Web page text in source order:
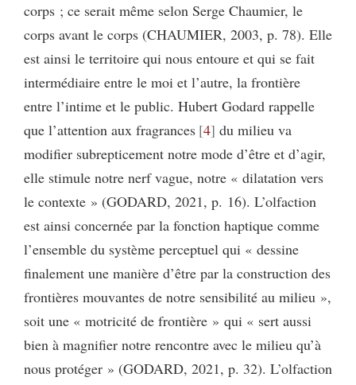
corps ; ce serait même selon Serge Chaumier, le
corps avant le corps (CHAUMIER, 2003, p. 78). Elle
est ainsi le territoire qui nous entoure et qui se fait
intermédiaire entre le moi et l’autre, la frontière
entre l’intime et le public. Hubert Godard rappelle
que l’attention aux fragrances 4 du milieu va
modifier subrepticement notre mode d’être et d’agir,
elle stimule notre nerf vague, notre « dilatation vers
le contexte » (GODARD, 2021, p. 16). L’olfaction
est ainsi concernée par la fonction haptique comme
l’ensemble du système perceptuel qui « dessine
finalement une manière d’être par la construction des
frontières mouvantes de notre sensibilité au milieu »,
soit une « motricité de frontière » qui « sert aussi
bien à magnifier notre rencontre avec le milieu qu’à
nous protéger » (GODARD, 2021, p. 32). L’olfaction